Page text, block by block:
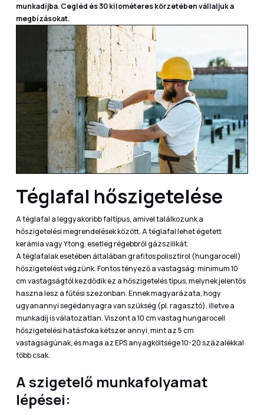
munkadíjba. Cegléd és 30 kilométeres körzetében vállaljuk a
megbízásokat.
Téglafal hőszigetelése
A téglafal a leggyakoribb faltípus, amivel találkozunk a
hőszigetelési megrendelések között. A téglafal lehet égetett
kerámia vagy Ytong, esetleg régebbről gázszilikát.
A téglafalak esetében általában grafitos polisztirol (hungarocell)
hőszigetelést végzünk. Fontos tényező a vastagság: minimum 10
cm vastagságtól kezdődik ez a hőszigetelés típus, melynek jelentős
haszna lesz a fűtési szezonban. Ennek magyarázata, hogy
ugyanannyi segédanyagra van szükség (pl. ragasztó), illetve a
munkadíj is válatozatlan. Viszont a 10 cm vastag hungarocell
hőszigetelési hatásfoka kétszer annyi, mint az 5 cm
vastagságúnak, és maga az EPS anyagköltsége 10-20 százalékkal
több csak.
A szigetelő munkafolyamat
lépései: